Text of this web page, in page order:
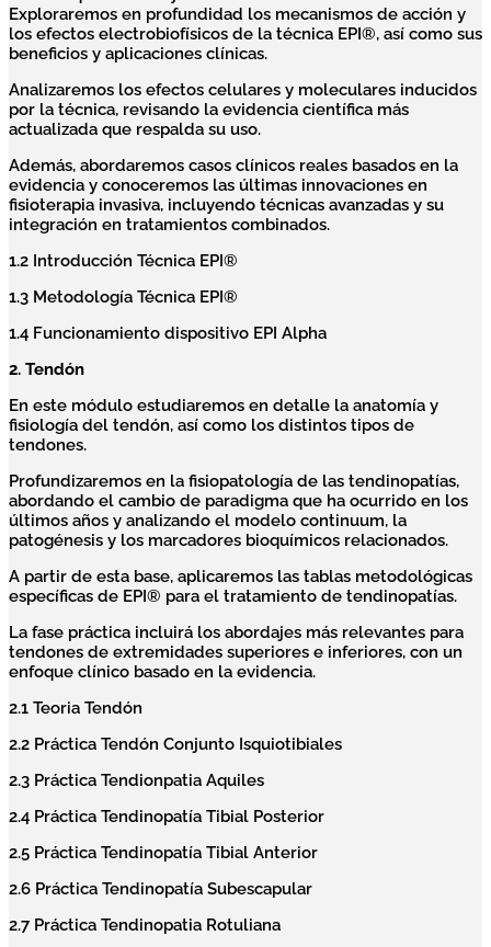
Exploraremos en profundidad los mecanismos de acción y
los efectos electrobiofísicos de la técnica EPI®, así como sus
beneficios y aplicaciones clínicas.
Analizaremos los efectos celulares y moleculares inducidos
por la técnica, revisando la evidencia científica más
actualizada que respalda su uso.
Además, abordaremos casos clínicos reales basados en la
evidencia y conoceremos las últimas innovaciones en
fisioterapia invasiva, incluyendo técnicas avanzadas y su
integración en tratamientos combinados.
1.2 Introducción Técnica EPI®
1.3 Metodología Técnica EPI®
1.4 Funcionamiento dispositivo EPI Alpha
2. Tendón
En este módulo estudiaremos en detalle la anatomía y
fisiología del tendón, así como los distintos tipos de
tendones.
Profundizaremos en la fisiopatología de las tendinopatías,
abordando el cambio de paradigma que ha ocurrido en los
últimos años y analizando el modelo continuum, la
patogénesis y los marcadores bioquímicos relacionados.
A partir de esta base, aplicaremos las tablas metodológicas
específicas de EPI® para el tratamiento de tendinopatías.
La fase práctica incluirá los abordajes más relevantes para
tendones de extremidades superiores e inferiores, con un
enfoque clínico basado en la evidencia.
2.1 Teoria Tendón
2.2 Práctica Tendón Conjunto Isquiotibiales
2.3 Práctica Tendionpatia Aquiles
2.4 Práctica Tendinopatía Tibial Posterior
2.5 Práctica Tendinopatía Tibial Anterior
2.6 Práctica Tendinopatía Subescapular
2.7 Práctica Tendinopatia Rotuliana